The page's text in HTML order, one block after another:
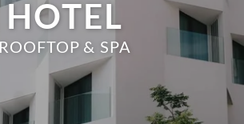
HOTEL
ROOFTOP & SPA